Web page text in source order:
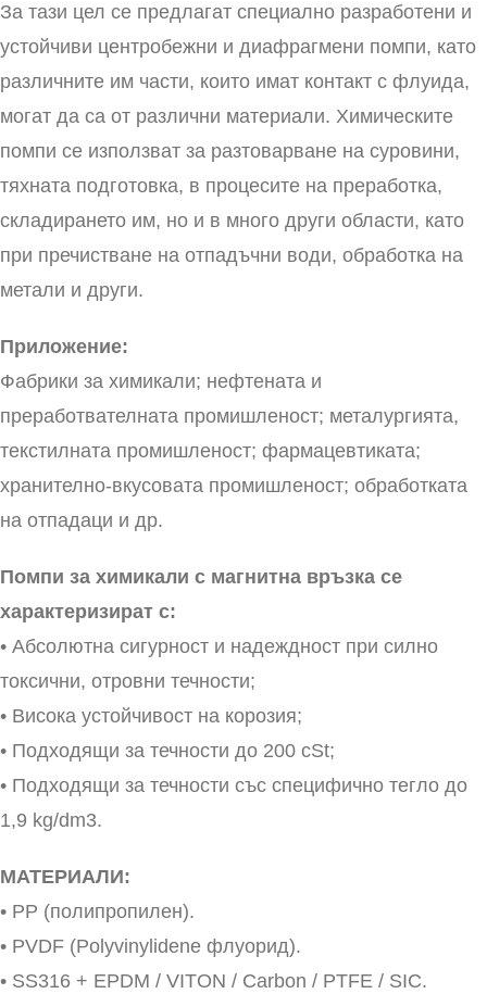
За тази цел се предлагат специално разработени и
устойчиви центробежни и диафрагмени помпи, като
различните им части, които имат контакт с флуида,
могат да са от различни материали. Химическите
помпи се използват за разтоварване на суровини,
тяхната подготовка, в процесите на преработка,
складирането им, но и в много други области, като
при пречистване на отпадъчни води, обработка на
метали и други.
Приложение:
Фабрики за химикали; нефтената и
преработвателната промишленост; металургията,
текстилната промишленост; фармацевтиката;
хранително-вкусовата промишленост; обработката
на отпадаци и др.
Помпи за химикали с магнитна връзка се
характеризират с:
• Абсолютна сигурност и надеждност при силно
токсични, отровни течности;
• Висока устойчивост на корозия;
• Подходящи за течности до 200 сSt;
• Подходящи за течности със специфично тегло до
1,9 kg/dm3.
МАТЕРИАЛИ:
• PP (полипропилен).
• PVDF (Polyvinylidene флуорид).
• SS316 + EPDM / VITON / Carbon / PTFE / SIC.